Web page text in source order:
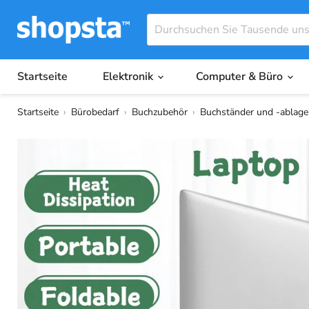
Startseite Elektronik Computer & Büro
Startseite › Bürobedarf › Buchzubehör › Buchständer und -